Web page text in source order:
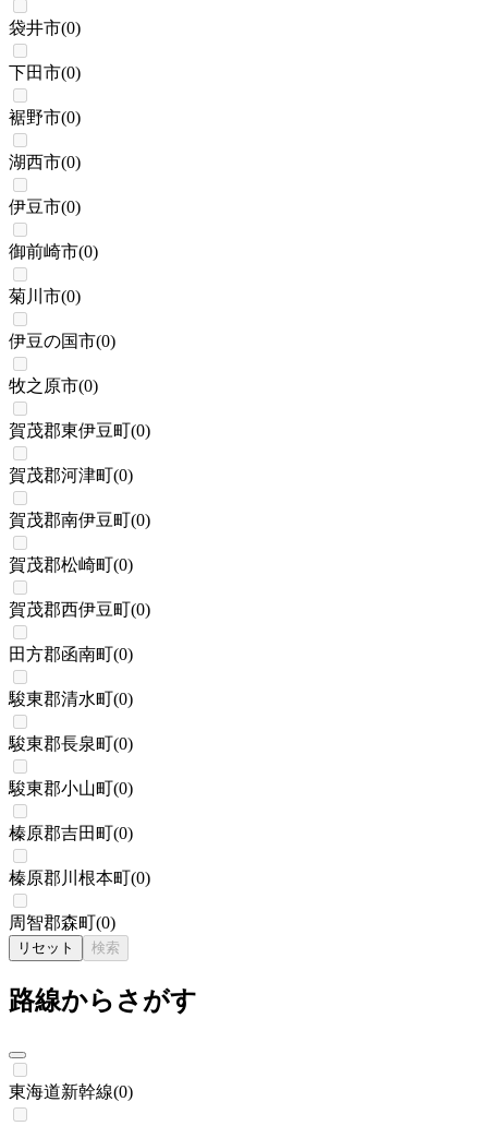
袋井市(0)
下田市(0)
裾野市(0)
湖西市(0)
伊豆市(0)
御前崎市(0)
菊川市(0)
伊豆の国市(0)
牧之原市(0)
賀茂郡東伊豆町(0)
賀茂郡河津町(0)
賀茂郡南伊豆町(0)
賀茂郡松崎町(0)
賀茂郡西伊豆町(0)
田方郡函南町(0)
駿東郡清水町(0)
駿東郡長泉町(0)
駿東郡小山町(0)
榛原郡吉田町(0)
榛原郡川根本町(0)
周智郡森町(0)
リセット 検索
路線からさがす
東海道新幹線(0)